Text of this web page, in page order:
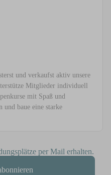
und verkaufst aktiv unsere
Mitglieder individuell
mit Spaß und
und baue eine starke
per Mail erhalten.